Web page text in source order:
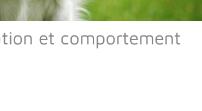
et comportement